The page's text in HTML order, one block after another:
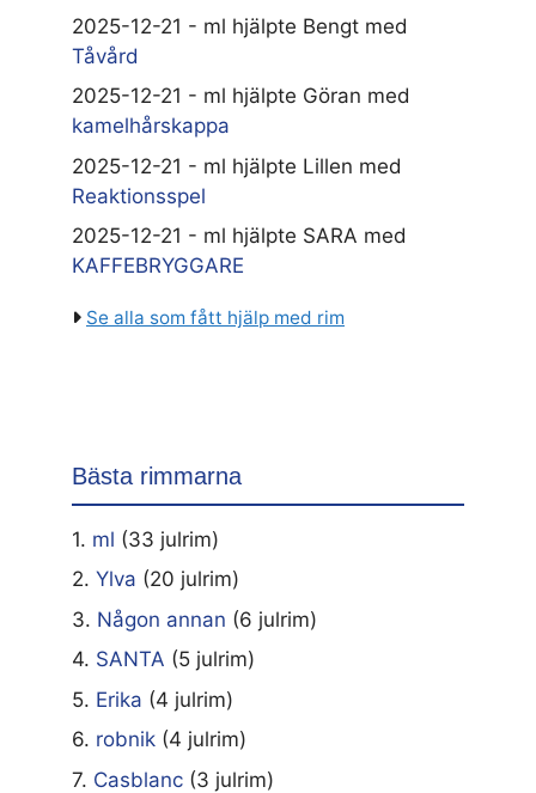
2025-12-21 - ml hjälpte Bengt med
Tåvård
2025-12-21 - ml hjälpte Göran med
kamelhårskappa
2025-12-21 - ml hjälpte Lillen med
Reaktionsspel
2025-12-21 - ml hjälpte SARA med
KAFFEBRYGGARE
Se alla som fått hjälp med rim
Bästa rimmarna
1. ml (33 julrim)
2. Ylva (20 julrim)
3. Någon annan (6 julrim)
4. SANTA (5 julrim)
5. Erika (4 julrim)
6. robnik (4 julrim)
7. Casblanc (3 julrim)